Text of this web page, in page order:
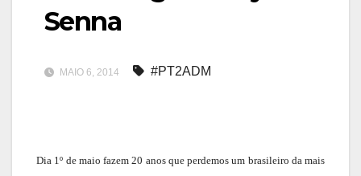
Senna
MAIO 6, 2014 #PT2ADM
Dia 1º de maio fazem 20 anos que perdemos um brasileiro da mais